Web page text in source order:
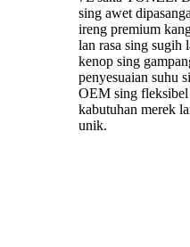
sing awet
ireng premium
lan rasa sing sugih
kenop sing
penyesuaian suhu
OEM sing
kabutuhan merek
unik.